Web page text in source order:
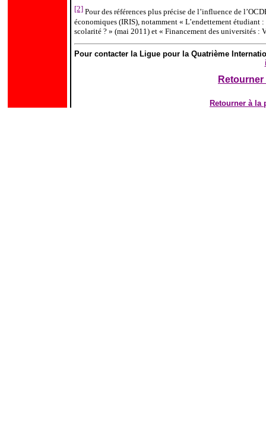
[2] Pour des références plus précise de l’influence de
économiques (IRIS), notamment « L’endettement étudiant
scolarité ? » (mai 2011) et « Financement des universités :
Pour contacter la Ligue pour la Quatrième
Retourner à la